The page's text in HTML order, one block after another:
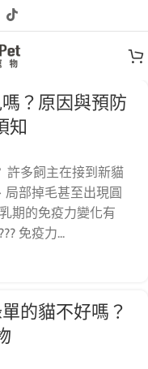
成誤會與不便!
？原因與預防
知
許多飼主在接到新貓
局部掉毛甚至出現圓
期的免疫力變化有
免疫力...
的貓不好嗎？